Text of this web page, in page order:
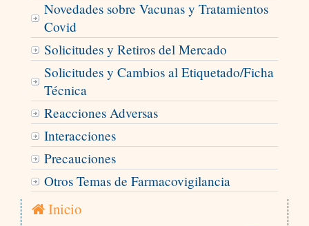
Novedades sobre Vacunas y Tratamientos
Covid
Solicitudes y Retiros del Mercado
Solicitudes y Cambios al Etiquetado/Ficha
Técnica
Reacciones Adversas
Interacciones
Precauciones
Otros Temas de Farmacovigilancia
Inicio